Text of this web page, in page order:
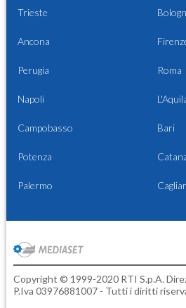
Trieste
Ancona
Perugia Roma
Napoli
Campobasso Bari
Potenza
Palermo
Copyright © 1999-2020 RTI S.p.A.
P.Iva 03976881007 - Tutti i diritti